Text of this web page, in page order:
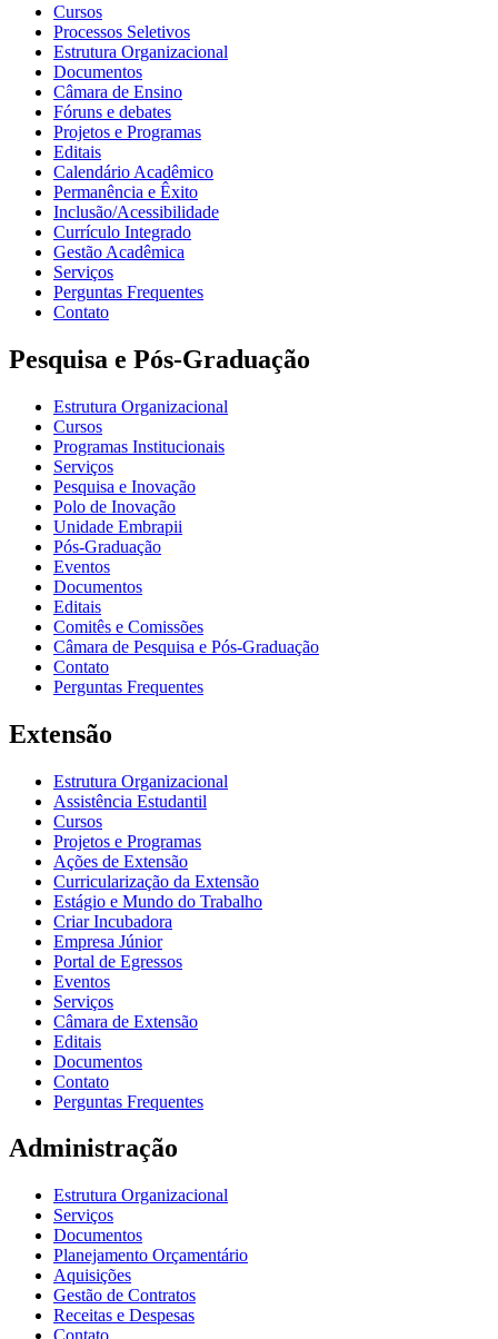
Cursos
Processos Seletivos
Estrutura Organizacional
Documentos
Câmara de Ensino
Fóruns e debates
Projetos e Programas
Editais
Calendário Acadêmico
Permanência e Êxito
Inclusão/Acessibilidade
Currículo Integrado
Gestão Acadêmica
Serviços
Perguntas Frequentes
Contato
Pesquisa e Pós-Graduação
Estrutura Organizacional
Cursos
Programas Institucionais
Serviços
Pesquisa e Inovação
Polo de Inovação
Unidade Embrapii
Pós-Graduação
Eventos
Documentos
Editais
Comitês e Comissões
Câmara de Pesquisa e Pós-Graduação
Contato
Perguntas Frequentes
Extensão
Estrutura Organizacional
Assistência Estudantil
Cursos
Projetos e Programas
Ações de Extensão
Curricularização da Extensão
Estágio e Mundo do Trabalho
Criar Incubadora
Empresa Júnior
Portal de Egressos
Eventos
Serviços
Câmara de Extensão
Editais
Documentos
Contato
Perguntas Frequentes
Administração
Estrutura Organizacional
Serviços
Documentos
Planejamento Orçamentário
Aquisições
Gestão de Contratos
Receitas e Despesas